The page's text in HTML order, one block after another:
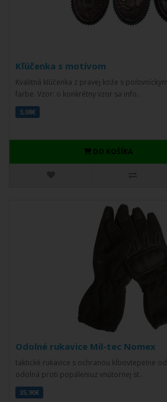
Kľúčenka s motívom
Kvalitná kľúčenka z pravej kože s
farbe. Vzor: o konkrétny vzor sa info..
3,08€
DO KOŠÍKA
Odolné rukavice Mil-tec Nomex
taktické rukavice s ochranou kĺbovtepelne
odolná proti popáleniuz vnútornej st..
35,90€